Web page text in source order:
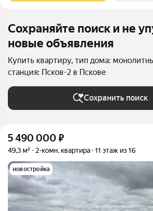
Сохраняйте поиск и не
новые объявления
Купить квартиру, тип дома:
станция: Псков-2 в Пскове
Сохранить поиск
5 490 000 ₽
49,3 м² 2-комн. квартира 11 этаж из 16
новостройка